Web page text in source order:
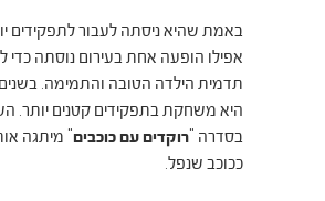
באמת שהיא ניסתה לעבור לתפקידים
אפילו הופעה אחת בעירום נוסתה כדי
תדמית הילדה הטובה והתמימה.
היא משחקת בתפקידים קטנים יותר.
בסדרה "רוקדים עם כוכבים" מיתגה
ככוכב שנפל.